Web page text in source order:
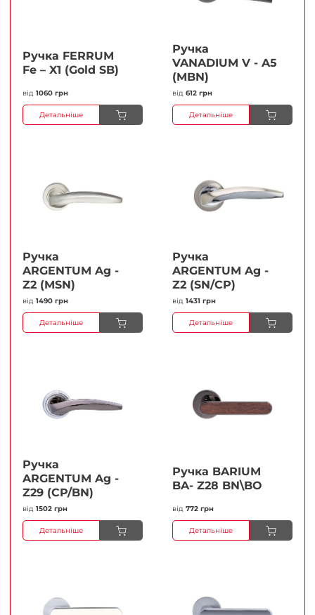
Ручка FERRUМ
Fe – X1 (Gold SB)
від 1060 грн
Детальніше
Ручка
VANADIUM V - A5
(MBN)
від 612 грн
Детальніше
Ручка
ARGENTUM Ag -
Z2 (MSN)
від 1490 грн
Детальніше
Ручка
ARGENTUM Ag -
Z2 (SN/CP)
від 1431 грн
Детальніше
Ручка
ARGENTUM Ag -
Z29 (CP/BN)
від 1502 грн
Детальніше
Ручка BARIUM
BA- Z28 BN\BO
від 772 грн
Детальніше